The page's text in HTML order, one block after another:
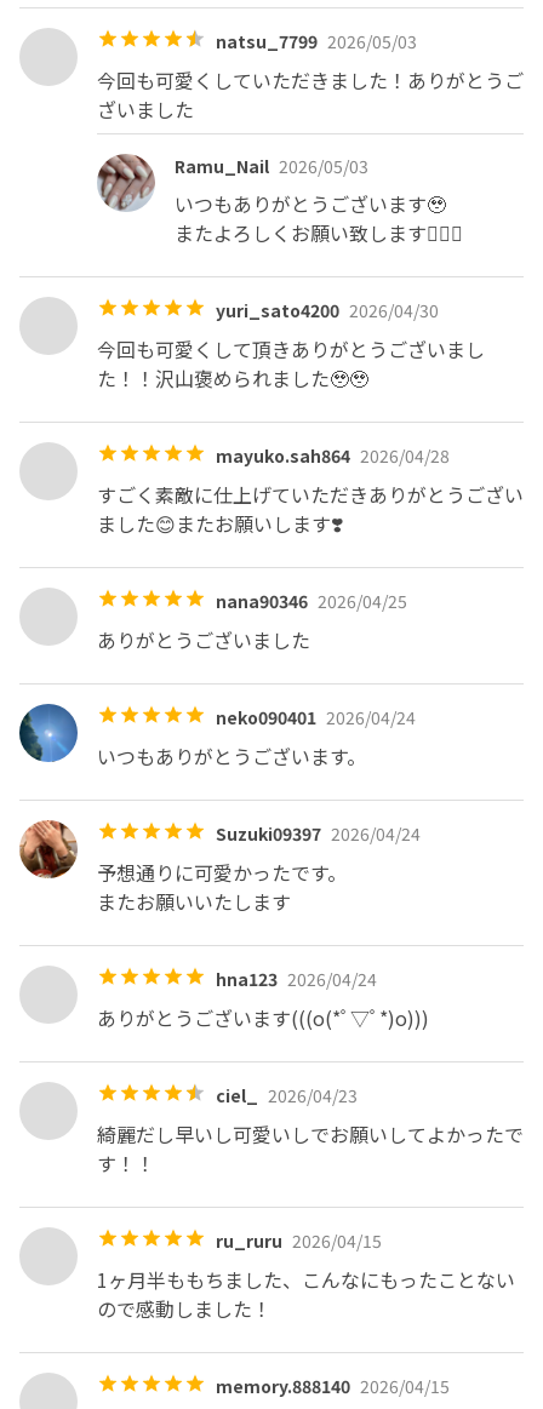
natsu_7799 2026/05/03
今回も可愛くしていただきました！ありがとうご
ざいました
Ramu_Nail 2026/05/03
いつもありがとうございます🥹
またよろしくお願い致します🙇🏼‍♀️
yuri_sato4200 2026/04/30
今回も可愛くして頂きありがとうございまし
た！！沢山褒められました🥹🥹
mayuko.sah864 2026/04/28
すごく素敵に仕上げていただきありがとうござい
ました😊またお願いします❣️
nana90346 2026/04/25
ありがとうございました
neko090401 2026/04/24
いつもありがとうございます。
Suzuki09397 2026/04/24
予想通りに可愛かったです。
またお願いいたします
hna123 2026/04/24
ありがとうございます(((o(*ﾟ▽ﾟ*)o)))
ciel_ 2026/04/23
綺麗だし早いし可愛いしでお願いしてよかったで
す！！
ru_ruru 2026/04/15
1ヶ月半ももちました、こんなにもったことない
ので感動しました！
memory.888140 2026/04/15